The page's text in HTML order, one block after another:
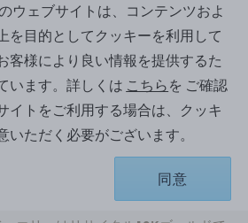
ンセン リフレクト
REFLECT) エクス
クレス
ウェブサイトは、コンテンツおよ
を目的としてクッキーを利用して
客様により良い情報を提供するた
います。詳しくは こちらを ご確認
イトをご利用する場合は、クッキ
いただく必要がございます。
同意